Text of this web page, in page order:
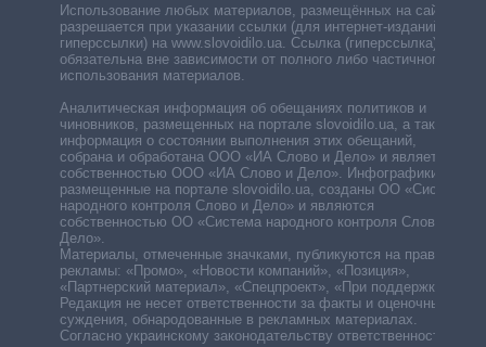
Использование любых материалов, размещённых на сайте,
разрешается при указании ссылки (для интернет-изданий —
гиперссылки) на www.slovoidilo.ua. Ссылка (гиперссылка)
обязательна вне зависимости от полного либо частичного
использования материалов.
Аналитическая информация об обещаниях политиков и
чиновников, размещенных на портале slovoidilo.ua, а также
информация о состоянии выполнения этих обещаний,
собрана и обработана ООО «ИА Слово и Дело» и является
собственностью ООО «ИА Слово и Дело». Инфографики,
размещенные на портале slovoidilo.ua, созданы ОО «Система
народного контроля Слово и Дело» и являются
собственностью ОО «Система народного контроля Слово и
Дело».
Материалы, отмеченные значками, публикуются на правах
рекламы: «Промо», «Новости компаний», «Позиция»,
«Партнерский материал», «Спецпроект», «При поддержке».
Редакция не несет ответственности за факты и оценочные
суждения, обнародованные в рекламных материалах.
Согласно украинскому законодательству ответственность за